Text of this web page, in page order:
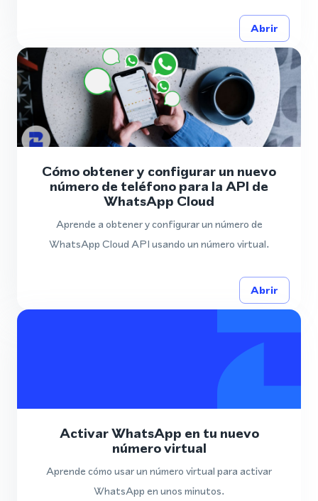
Abrir
Cómo obtener y configurar un nuevo
número de teléfono para la API de
WhatsApp Cloud
Aprende a obtener y configurar un número de
WhatsApp Cloud API usando un número virtual.
Abrir
Activar WhatsApp en tu nuevo
número virtual
Aprende cómo usar un número virtual para activar
WhatsApp en unos minutos.